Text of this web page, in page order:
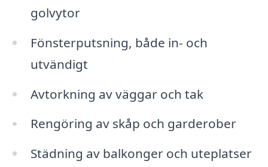
golvytor
Fönsterputsning, både in- och
utvändigt
Avtorkning av väggar och tak
Rengöring av skåp och garderober
Städning av balkonger och uteplatser